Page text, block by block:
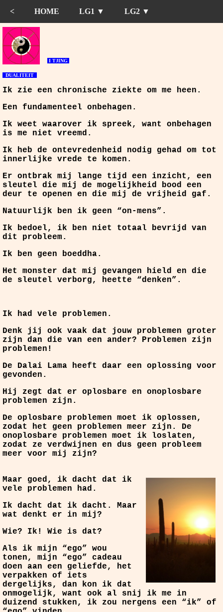
< HOME LG1 ▼ LG2 ▼
I TJING
DUALITEIT
Ik zie een chronische ziekte om me heen.
Een fundamenteel onbehagen.
Ik weet waarover ik spreek, want onbehagen
is me niet vreemd.
Ik heb de ontevredenheid nodig gehad om tot
innerlijke vrede te komen.
Er ontbrak mij lange tijd een inzicht, een
sleutel die mij de mogelijkheid bood een
deur te openen en die mij de vrijheid gaf.
Natuurlijk ben ik geen “on-mens”.
Ik bedoel, ik ben niet totaal bevrijd van
dit probleem.
Ik ben geen boeddha.
Het monster dat mij gevangen hield en die
de sleutel verborg, heette “denken”.
Ik had vele problemen.
Denk jij ook vaak dat jouw problemen groter
zijn dan die van een ander? Problemen zijn
problemen!
De Dalai Lama heeft daar een oplossing voor
gevonden.
Hij zegt dat er oplosbare en onoplosbare
problemen zijn.
De oplosbare problemen moet ik oplossen,
zodat het geen problemen meer zijn. De
onoplosbare problemen moet ik loslaten,
zodat ze verdwijnen en dus geen probleem
meer voor mij zijn?
Maar goed, ik dacht dat ik
vele problemen had.
Ik dacht dat ik dacht. Maar
wat denkt er in mij?
Wie? Ik! Wie is dat?
Als ik mijn “ego” wou
tonen, mijn “ego” cadeau
doen aan een geliefde, het
verpakken of iets
dergelijks, dan kon ik dat
onmogelijk, want ook al snij ik me in
duizend stukken, ik zou nergens een “ik” of